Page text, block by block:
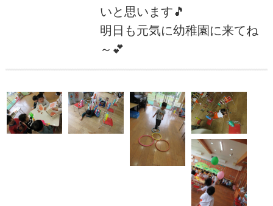
いと思います🎵
明日も元気に幼稚園に来てね
～💕